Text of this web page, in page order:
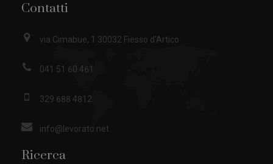
Contatti
via Cimabue, 1 30032 Fiesso d'Artico
041 51 60 461
329 688 4812
info@levorato.net
Ricerca